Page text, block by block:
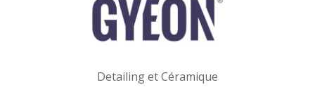
Detailing et Céramique